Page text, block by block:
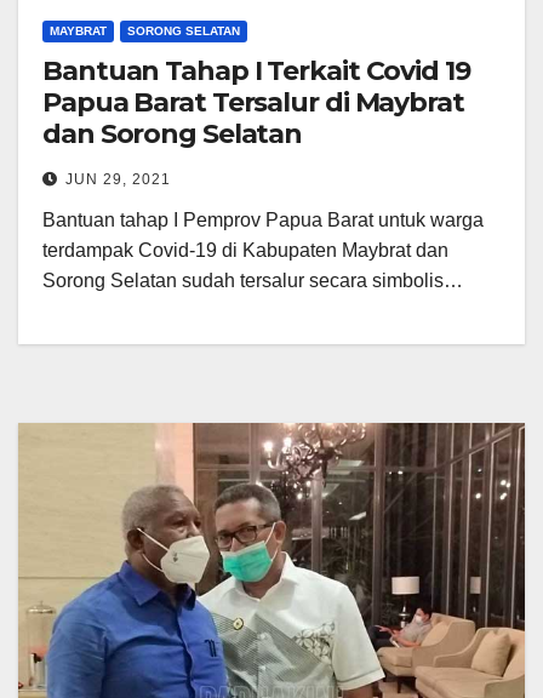
MAYBRAT SORONG SELATAN
Bantuan Tahap I Terkait Covid 19
Papua Barat Tersalur di Maybrat
dan Sorong Selatan
JUN 29, 2021
Bantuan tahap I Pemprov Papua Barat untuk warga
terdampak Covid-19 di Kabupaten Maybrat dan
Sorong Selatan sudah tersalur secara simbolis…